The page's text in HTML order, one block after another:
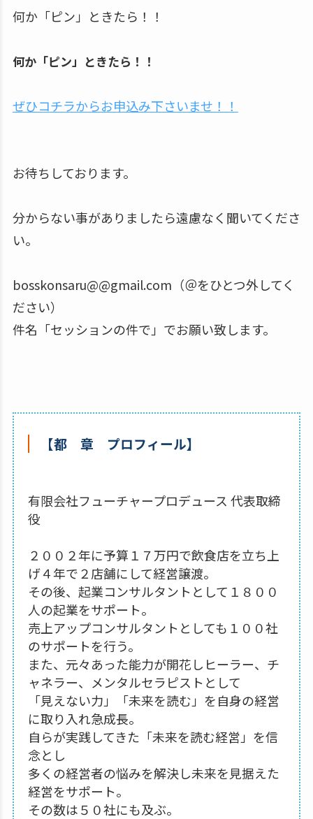
何か「ピン」ときたら！！
何か「ピン」ときたら！！
ぜひコチラからお申込み下さいませ！！
お待ちしております。
分からない事がありましたら遠慮なく聞いてくださ
い。
bosskonsaru@@gmail.com（＠をひとつ外してく
ださい）
件名「セッションの件で」でお願い致します。
【都 章 プロフィール】
有限会社フューチャープロデュース 代表取締
役
２００２年に予算１７万円で飲食店を立ち上
げ４年で２店舗にして経営譲渡。
その後、起業コンサルタントとして１８００
人の起業をサポート。
売上アップコンサルタントとしても１００社
のサポートを行う。
また、元々あった能力が開花しヒーラー、チ
ャネラー、メンタルセラピストとして
「見えない力」「未来を読む」を自身の経営
に取り入れ急成長。
自らが実践してきた「未来を読む経営」を信
念とし
多くの経営者の悩みを解決し未来を見据えた
経営をサポート。
その数は５０社にも及ぶ。